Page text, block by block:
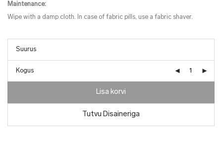
Maintenance:
Wipe with a damp cloth. In case of fabric pills, use a fabric shaver.
Kogus
Lisa korvi
Tutvu Disaineriga